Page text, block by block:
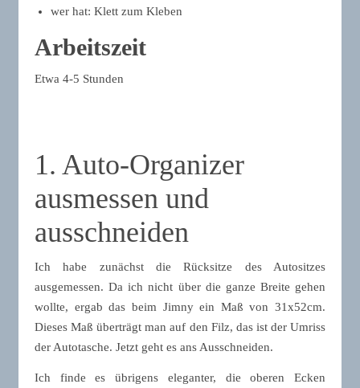
wer hat: Klett zum Kleben
Arbeitszeit
Etwa 4-5 Stunden
1. Auto-Organizer
ausmessen und
ausschneiden
Ich habe zunächst die Rücksitze des Autositzes
ausgemessen. Da ich nicht über die ganze Breite gehen
wollte, ergab das beim Jimny ein Maß von 31x52cm.
Dieses Maß überträgt man auf den Filz, das ist der Umriss
der Autotasche. Jetzt geht es ans Ausschneiden.
Ich finde es übrigens eleganter, die oberen Ecken